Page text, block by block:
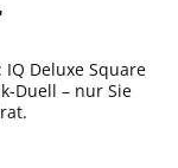
Deluxe Square
Duell – nur Sie